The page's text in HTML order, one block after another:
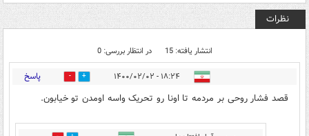
نظرات
انتشار یافته: 15 در انتظار بررسی: 0
۱۸:۲۴ - ۱۴۰۰/۰۲/۰۲ 10 پاسخ
قصد فشار روحی بر مردمه تا اونا رو تحریک واسه اومدن تو خیابون.